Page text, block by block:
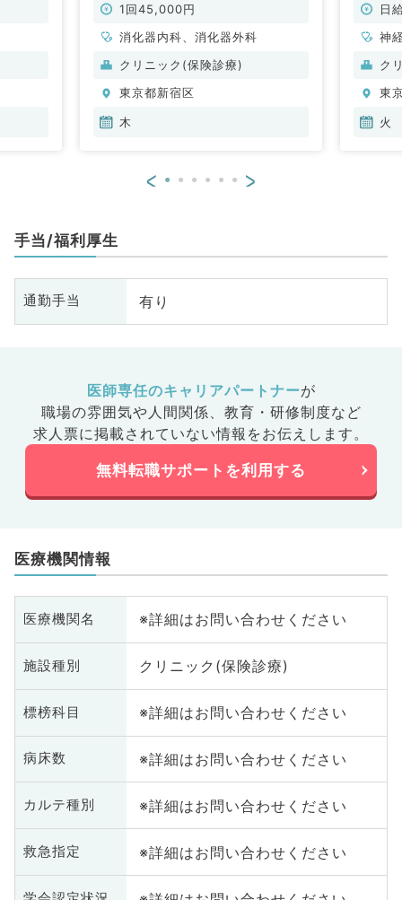
1回45,000円
消化器内科、消化器外科
クリニック(保険診療)
東京都新宿区
木
日
神
科
内
ク
東
火
< >
手当/福利厚生
通勤手当 有り
医師専任のキャリアパートナーが
職場の雰囲気や人間関係、 教育・研修制度など
求人票に掲載されていない情報をお伝えします。
無料転職サポートを利用する
医療機関情報
医療機関名 ※詳細はお問い合わせください
施設種別 クリニック(保険診療)
標榜科目 ※詳細はお問い合わせください
病床数 ※詳細はお問い合わせください
カルテ種別 ※詳細はお問い合わせください
救急指定 ※詳細はお問い合わせください